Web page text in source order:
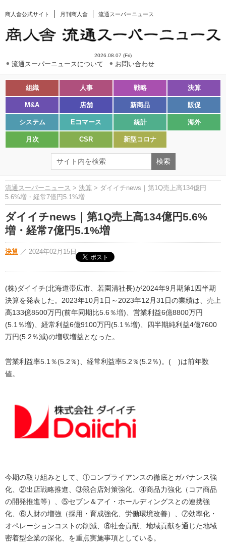
商人舎公式サイト 月刊商人舎 流通スーパーニュース
2026.08.07 (Fri)
流通スーパーニュースについて お問い合わせ
組織 人事 戦略 決算
M&A 店舗 新商品 販促
システム Eコマース 統計 海外
月次 CSR 新型コロナ
流通スーパーニュース > 決算 > ダイイチnews｜第1Q売上高134億円
5.6%増・経常7億円5.1%増
ダイイチnews｜第1Q売上高134億円5.6%
増・経常7億円5.1%増
決算 ／ 2024年02月15日
(株)ダイイチ(北海道帯広市、若園清社長)が2024年9月期第1四半期
決算を発表した。2023年10月1日～2023年12月31日の業績は、売上
高133億8500万円(前年同期比5.6％増)、営業利益6億8800万円
(5.1％増)、経常利益6億9100万円(5.1％増)、四半期純利益4億7600
万円(5.2％減)の増収増益となった。
営業利益率5.1％(5.2％)、経常利益率5.2％(5.2％)。( )は前年数
値。
今期の取り組みとして、①コンプライアンスの徹底とガバナンス強
化、②出店戦略推進、③競合店対策強化、④商品力強化（コア商品
の開発推進等）、⑤セブン＆アイ・ホールディングスとの連携強
化、⑥人財の増強（採用・育成強化、労働環境改善）、⑦効率化・
オペレーションコストの削減、⑧社会貢献、地域貢献を通じた地域
密着型企業の深化、を重点実施事項としている。